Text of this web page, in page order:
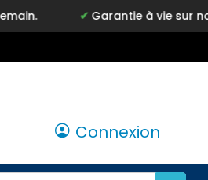
Garantie à vie sur notre
Connexion